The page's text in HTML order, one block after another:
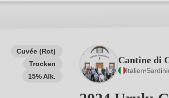
Cuvée (Rot)
Trocken
15% Alk.
Cantine di
Italien
Wein Sie suchen – ob nach Geschmack, Anlass,
Rebsorte, Region, Winzer oder anderen Kriterien.